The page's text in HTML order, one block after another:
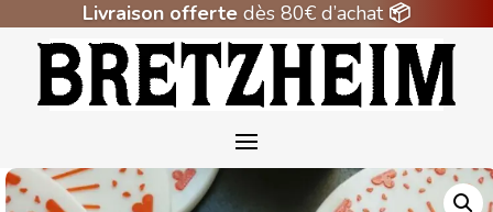
Livraison offerte dès 80€ d’achat 📦